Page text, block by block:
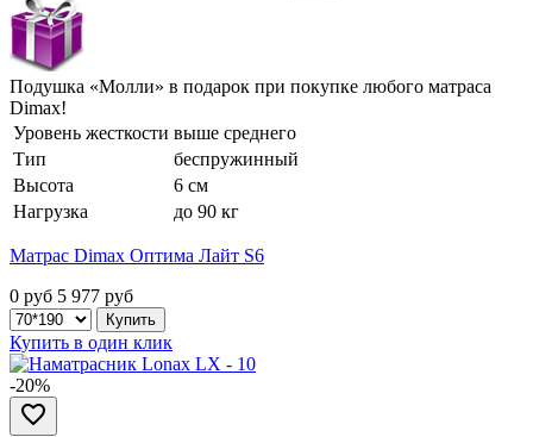
Подушка «Молли» в подарок при покупке любого матраса
Dimax!
Уровень жесткости выше среднего
Тип
беспружинный
Высота
6 см
Нагрузка
до 90 кг
Матрас Dimax Оптима Лайт S6
0 руб 5 977 руб
Купить в один клик
-20%